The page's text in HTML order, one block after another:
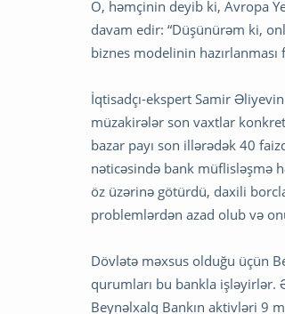
O, həmçinin deyib ki, Avropa
davam edir: “Düşünürəm ki,
biznes modelinin
İqtisadçı-ekspert Samir
müzakirələr son vaxtlar
bazar payı son illərədək 40
nəticəsində bank müflisləşmə
öz üzərinə götürdü, daxili
problemlərdən azad olub və
Dövlətə məxsus olduğu üçün
qurumları bu bankla işləyirlər.
Beynəlxalq Bankın aktivləri 9